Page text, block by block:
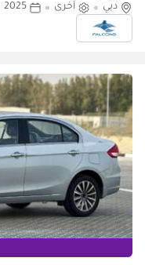
(للتصدير فقط)
دبي أخرى 2025